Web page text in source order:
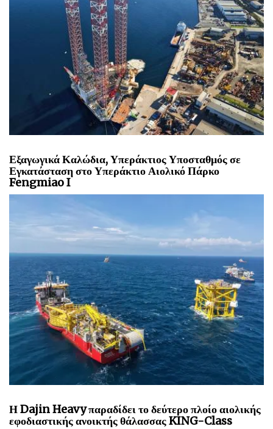
Εξαγωγικά Καλώδια, Υπεράκτιος Υποσταθμός σε
Εγκατάσταση στο Υπεράκτιο Αιολικό Πάρκο
Fengmiao I
Η Dajin Heavy παραδίδει το δεύτερο πλοίο αιολικής
εφοδιαστικής ανοικτής θάλασσας KING-Class